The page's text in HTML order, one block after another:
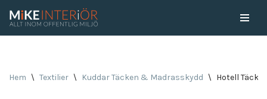
Hem \ Textilier \ Kuddar Täcken & Madrasskydd \ Hotell